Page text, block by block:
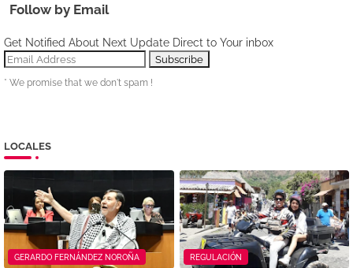
Follow by Email
Get Notified About Next Update Direct to Your inbox
* We promise that we don't spam !
LOCALES
GERARDO FERNÁNDEZ NOROÑA REGULACIÓN